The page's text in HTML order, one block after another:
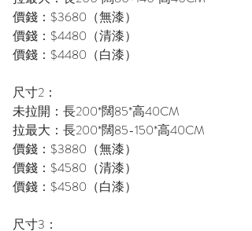
價錢：$3680（無漆）
價錢：$4480（清漆）
價錢：$4480（白漆）
尺寸2：
未拉開：長200*闊85*高40CM
拉最大：長200*闊85-150*高40CM
價錢：$3880（無漆）
價錢：$4580（清漆）
價錢：$4580（白漆）
尺寸3：